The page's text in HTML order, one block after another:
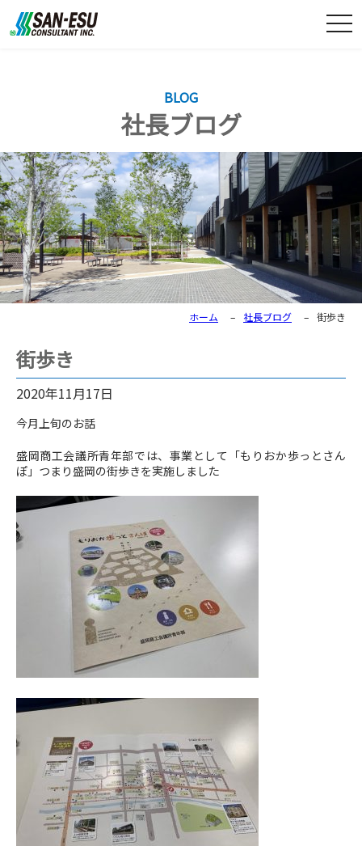
BLOG
社長ブログ
ホーム – 社長ブログ – 街歩き
街歩き
2020年11月17日
今月上旬のお話
盛岡商工会議所青年部では、事業として「もりおか歩っとさん
ぽ」つまり盛岡の街歩きを実施しました